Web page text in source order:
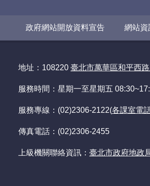
政府網站開放資料宣告 網站資
地址：108220 臺北市萬華區和平西
服務時間：星期一至星期五
服務專線：(02)2306-2122(各課室電
傳真電話：(02)2306-2455
上級機關聯絡資訊： 臺北市政府地政